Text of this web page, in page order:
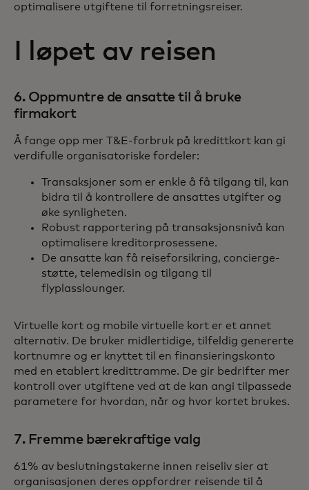
optimalisere utgiftene til forretningsreiser.
I løpet av reisen
6. Oppmuntre de ansatte til å bruke
firmakort
Å fange opp mer T&E-forbruk på kredittkort kan gi
verdifulle organisatoriske fordeler:
Transaksjoner som er enkle å få tilgang til, kan
bidra til å kontrollere de ansattes utgifter og
øke synligheten.
Robust rapportering på transaksjonsnivå kan
optimalisere kreditorprosessene.
De ansatte kan få reiseforsikring, concierge-
støtte, telemedisin og tilgang til
flyplasslounger.
Virtuelle kort og mobile virtuelle kort er et annet
alternativ. De bruker midlertidige, tilfeldig genererte
kortnumre og er knyttet til en finansieringskonto
med en etablert kredittramme. De gir bedrifter mer
kontroll over utgiftene ved at de kan angi tilpassede
parametere for hvordan, når og hvor kortet brukes.
7. Fremme bærekraftige valg
61% av beslutningstakerne innen reiseliv sier at
organisasjonen deres oppfordrer reisende til å